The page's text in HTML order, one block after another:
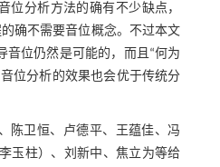
位分析方法的确有不少缺点，
的确不需要音位概念。不过本文
音位仍然是可能的，而且“何为
位分析的效果也会优于传统分
陈卫恒、卢德平、王蕴佳、冯
玉柱）、刘新中、焦立为等给